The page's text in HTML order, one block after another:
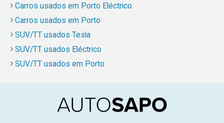
Carros usados em Porto Eléctrico
Carros usados em Porto
SUV/TT usados Tesla
SUV/TT usados Eléctrico
SUV/TT usados em Porto